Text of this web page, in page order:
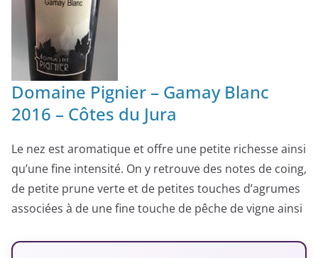
Domaine Pignier – Gamay Blanc
2016 – Côtes du Jura
Le nez est aromatique et offre une petite richesse ainsi
qu’une fine intensité. On y retrouve des notes de coing,
de petite prune verte et de petites touches d’agrumes
associées à de une fine touche de pêche de vigne ainsi